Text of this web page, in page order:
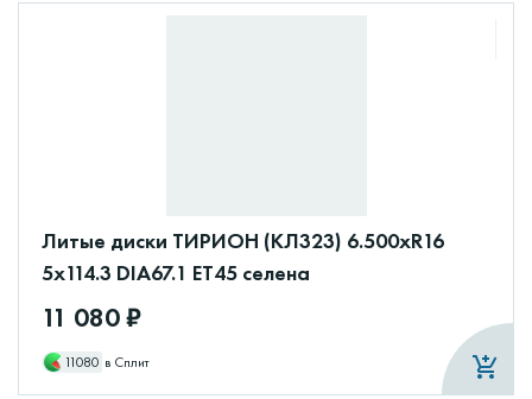
Литые диски ТИРИОН (КЛ323) 6.500xR16
5x114.3 DIA67.1 ET45 селена
11 080 ₽
11080 в Сплит